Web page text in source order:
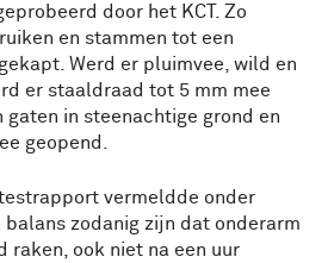
door het KCT. Zo
en stammen tot een
Werd er pluimvee, wild en
er staaldraad tot 5 mm mee
gaten in steenachtige grond en
geopend.
vermeldde onder
balans zodanig zijn dat onderarm
raken, ook niet na een uur